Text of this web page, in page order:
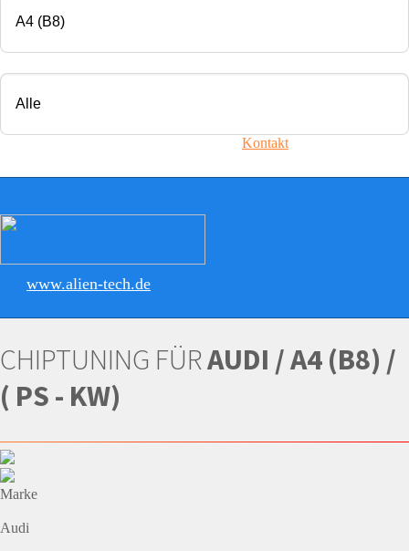
Kontakt
www.alien-tech.de
CHIPTUNING FÜRAUDI / A4 (B8) /
( PS - KW)
Marke
Audi